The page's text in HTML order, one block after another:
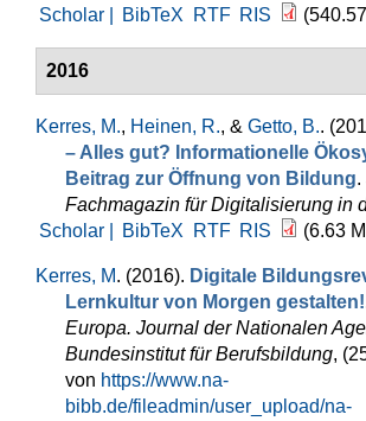
Scholar |
BibTeX RTF RIS
2016
Kerres, M., Heinen, R., & Getto, B..
– Alles gut? Informationelle
Beitrag zur Öffnung von Bildung.
Fachmagazin für Digitalisierung in
Scholar |
BibTeX RTF RIS (6.63
Kerres, M. (2016). Digitale
Lernkultur von Morgen gestalten!
Europa. Journal der Nationalen
Bundesinstitut für Berufsbildung,
von https://www.na-
bibb.de/fileadmin/user_upload/na-